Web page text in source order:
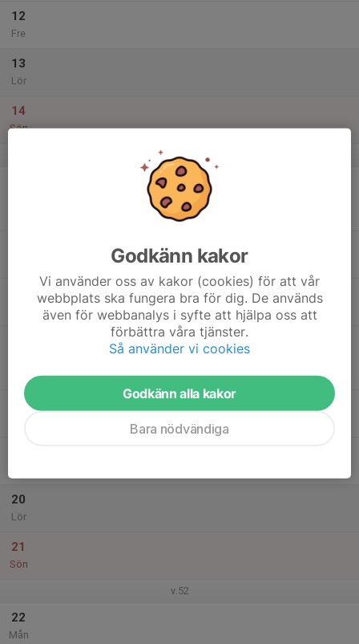
12
Fre
13
Lör
14
Sön
v.51
Benarbete, lektion & fäktning för alla
Chapmanskolans övre gymnastiksal
17:30
19:30
Fäktning U15-senior Träningsgrupp
Chapmanskolans övre gymnastiksal
Benarbete, lektion & fäktning för alla
Träningsgrupp
Chapmanskolans övre gymnastiksal
Chapmanskolans övre gymnastiksal
20
Lör
21
Sön
v.52
22
Mån
Godkänn kakor
Vi använder oss av kakor (cookies) för att vår
webbplats ska fungera bra för dig. De används
även för webbanalys i syfte att hjälpa oss att
förbättra våra tjänster.
Så använder vi cookies
Godkänn alla kakor
Bara nödvändiga